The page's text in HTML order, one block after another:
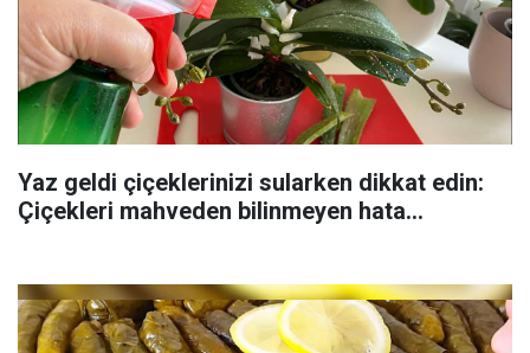
Yaz geldi çiçeklerinizi sularken dikkat edin:
Çiçekleri mahveden bilinmeyen hata...